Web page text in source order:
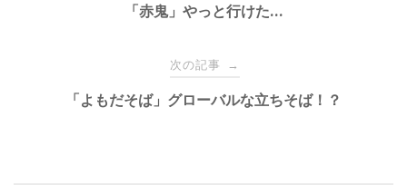
navigation「赤鬼」やっと行けた…
次の記事 →
「よもだそば」グローバルな立ちそば！？